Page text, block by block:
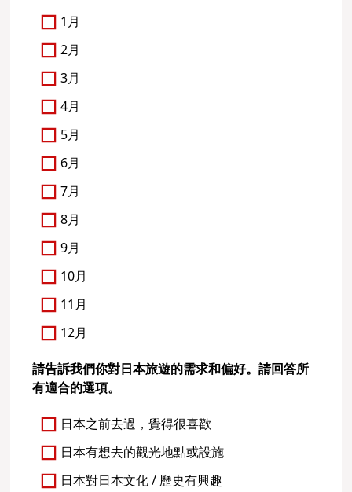
1月
2月
3月
4月
5月
6月
7月
8月
9月
10月
11月
12月
請告訴我們你對日本旅遊的需求和偏好。請回答所
有適合的選項。
日本之前去過，覺得很喜歡
日本有想去的觀光地點或設施
日本對日本文化 / 歷史有興趣